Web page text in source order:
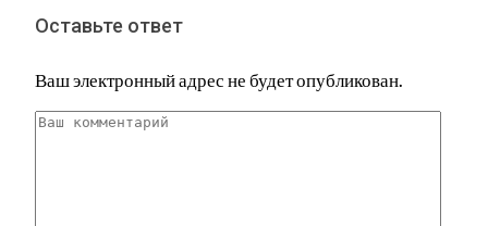
Оставьте ответ
Ваш электронный адрес не будет опубликован.